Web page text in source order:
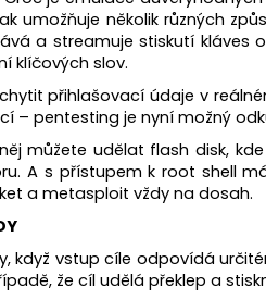
umožňuje několik různých
a streamuje stiskutí
klíčových slov.
přihlašovací údaje v
– pentesting je nyní možný
můžete udělat flash disk,
A s přístupem k root shell
a metasploit vždy na dosah.
když vstup cíle odpovídá
že cíl udělá překlep a